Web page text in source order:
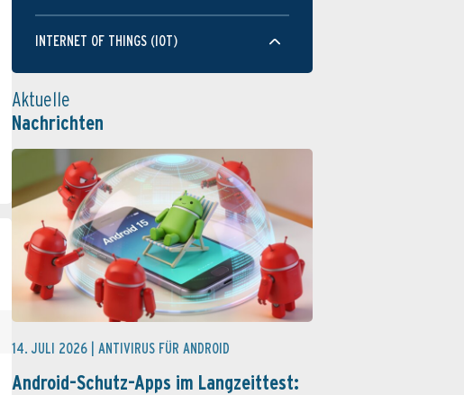
INTERNET OF THINGS (IOT)
Aktuelle
Nachrichten
14. JULI 2026 | ANTIVIRUS FÜR ANDROID
Android-Schutz-Apps im Langzeittest: